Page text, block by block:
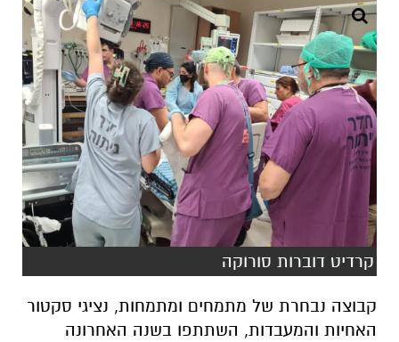
קרדיט דוברות סורוקה
קבוצה נבחרת של מתמחים ומתמחות, נציגי סקטור
האחיות והמעבדות, השתתפו בשנה האחרונה